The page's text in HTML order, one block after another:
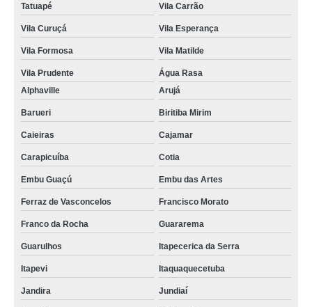
Tatuapé Vila Carrão
Vila Curuçá Vila Esperança
Vila Formosa Vila Matilde
Vila Prudente
Água Rasa
Alphaville
Arujá
Barueri Biritiba Mirim
Caieiras Cajamar
Carapicuíba Cotia
Embu Guaçú Embu das Artes
Ferraz de Vasconcelos Francisco Morato
Franco da Rocha Guararema
Guarulhos Itapecerica da Serra
Itapevi Itaquaquecetuba
Jandira Jundiaí